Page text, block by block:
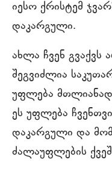
იესო ქრისტემ
დაკარგული.
ახლა ჩვენ გვაქვს
შეგვიძლია
უფლება
ეს უფლება
დაკარგული და
ძალაუფლების